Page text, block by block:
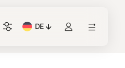
DE
Aktuelle Sprache: Italiano